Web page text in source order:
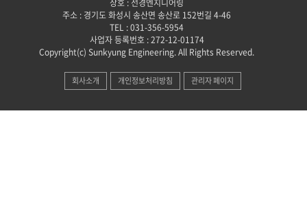
상호 : 선경엔지니어링
주소 : 경기도 화성시 송산면 송산로 152번길 4-46
TEL : 031-356-5954
사업자 등록번호 : 272-12-01174
Copyright(c) Sunkyung Engineering. All Rights Reserved.
회사소개 개인정보처리방침 관리자 페이지